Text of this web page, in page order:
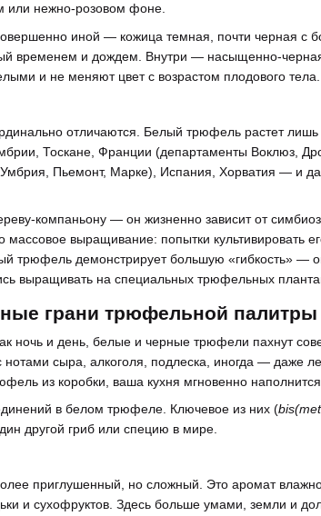
или нежно-розовом фоне.
иной — кожица темная, почти черная с
временем и дождем. Внутри — насыщенно-черная
и не меняют цвет с возрастом плодового тела.
отличаются. Белый трюфель растет
Тоскане, Франции (департаменты Воклюз,
Пьемонт, Марке), Испания, Хорватия — и
компаньону — он жизненно зависит от
выращивание: попытки культивировать
трюфель демонстрирует большую «гибкость»
выращивать на специальных трюфельных
грани трюфельной палитры
ночь и день, белые и черные трюфели пахнут
нотами сыра, алкоголя, подлеска, иногда — даже
из коробки, ваша кухня мгновенно
в белом трюфеле. Ключевое из них (
другой гриб или специю в мире.
приглушенный, но сложный. Это аромат
и сухофруктов. Здесь больше умами, земли и